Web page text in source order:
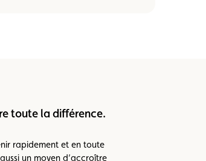
toute la différence.
rapidement et en toute
un moyen d’accroître